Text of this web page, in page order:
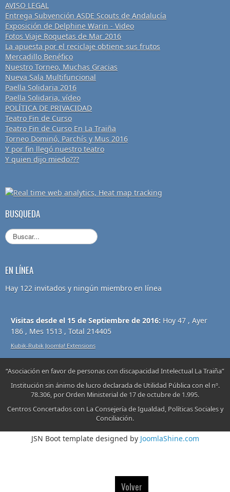
AVISO LEGAL
Entrega Subvención ASDE Scouts de Andalucía
Exposición de Delphine Warin - Video
Fotos Viaje Roquetas de Mar 2016
La apuesta por el reciclaje obtiene sus frutos
Mercadillo Benéfico
Nuestro Torneo, Muchas Gracias
Nueva Sala Multifuncional
Paella Solidaria 2016
Paella Solidaria, vídeo
POLÍTICA DE PRIVACIDAD
Teatro Fin de Curso
Teatro Fin de Curso En La Traiña
Torneo Dominó, Parchís y Mus 2016
Y por fin llegó nuestro teatro
Y quien dijo miedo???
BUSQUEDA
EN LÍNEA
Hay 122 invitados y ningún miembro en línea
Visitas desde el 15 de Septiembre de 2016: Hoy 47 , Ayer
186 , Mes 1513 , Total 214405
Kubik-Rubik Joomla! Extensions
“Asociación en favor de personas con discapacidad Intelectual La Traiña”
Institución sin ánimo de lucro declarada de Utilidad Pública con el nº.
78.306, por Orden Ministerial de 17 de octubre de 1.995.
Centros Concertados con La Consejería de Igualdad, Políticas Sociales y
Conciliación.
Volver
JSN Boot template designed by JoomlaShine.com